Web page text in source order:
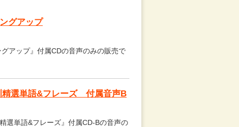
グアップ
アップ』付属CDの音声のみの販売で
精選単語&フレーズ 付属音声B
選単語&フレーズ』付属CD-Bの音声の